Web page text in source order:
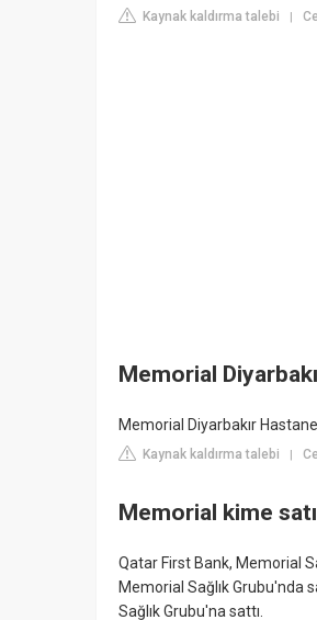
Kaynak kaldırma talebi
Memorial
Memorial Diyarbakır
Kaynak kaldırma talebi |
Memorial kime
Qatar First Bank, Memorial
Memorial Sağlık Grubu'nda
Sağlık Grubu'na sattı.